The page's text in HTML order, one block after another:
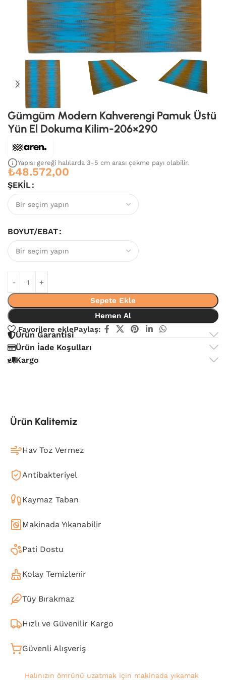
Gümgüm Modern Kahverengi Pamuk Üstü
Yün El Dokuma Kilim-206×290
Yapısı gereği halılarda 3-5 cm arası çekme payı olabilir.
₺48.572,00
ŞEKIL
BOYUT/EBAT
Sepete Ekle
Hemen Al
Favorilere eklePaylaş:
Ürün Garantisi
Ürün İade Koşulları
Kargo
Ürün Kalitemiz
Hav Toz Vermez
Antibakteriyel
Kaymaz Taban
Makinada Yıkanabilir
Pati Dostu
Kolay Temizlenir
Tüy Bırakmaz
Hızlı ve Güvenilir Kargo
Güvenli Alışveriş
Halınızın ömrünü uzatmak için makinada yıkamak